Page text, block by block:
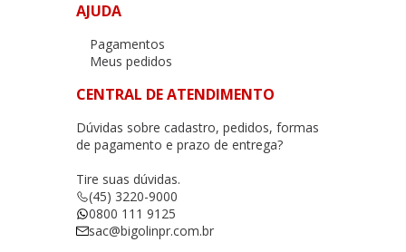
AJUDA
Pagamentos
Meus pedidos
CENTRAL DE ATENDIMENTO
Dúvidas sobre cadastro, pedidos, formas
de pagamento e prazo de entrega?
Tire suas dúvidas.
(45) 3220-9000
0800 111 9125
sac@bigolinpr.com.br